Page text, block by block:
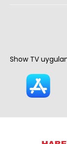
Show TV